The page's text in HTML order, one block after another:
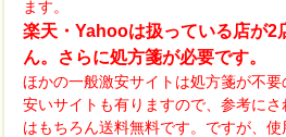
ます。
楽天・Yahooは扱っている店が2
ん。さらに処方箋が必要です。
ほかの一般激安サイトは処方箋が不
安いサイトも有りますので、参考に
はもちろん送料無料です。ですが、